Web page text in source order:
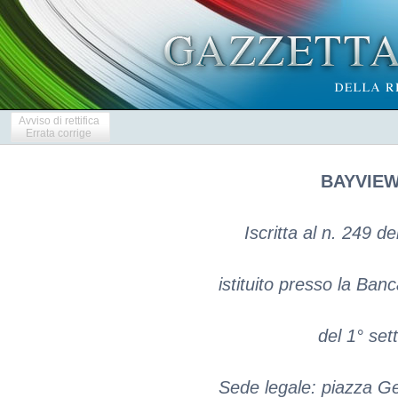
Avviso di rettifica
Errata corrige
Iscritta al n. 249
istituito presso la
del 1°
Sede legale: piazza